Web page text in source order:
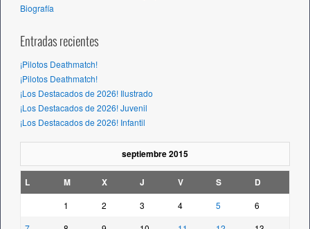
Biografía
Entradas recientes
¡Pilotos Deathmatch!
¡Pilotos Deathmatch!
¡Los Destacados de 2026! Ilustrado
¡Los Destacados de 2026! Juvenil
¡Los Destacados de 2026! Infantil
septiembre 2015
L M X J V S D
1 2 3 4 5
6